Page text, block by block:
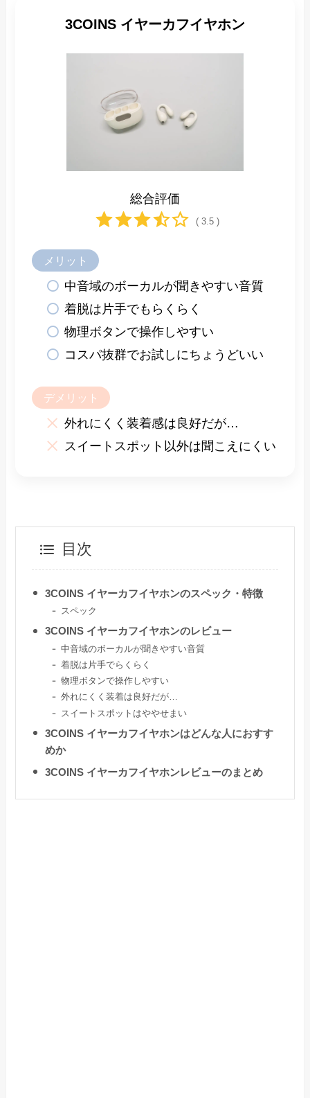
3COINS イヤーカフイヤホン
総合評価
( 3.5 )
メリット
中音域のボーカルが聞きやすい音質
着脱は片手でもらくらく
物理ボタンで操作しやすい
コスパ抜群でお試しにちょうどいい
デメリット
外れにくく装着感は良好だが…
スイートスポット以外は聞こえにくい
目次
3COINS イヤーカフイヤホンのスペック・特徴
スペック
3COINS イヤーカフイヤホンのレビュー
中音域のボーカルが聞きやすい音質
着脱は片手でらくらく
物理ボタンで操作しやすい
外れにくく装着は良好だが…
スイートスポットはややせまい
3COINS イヤーカフイヤホンはどんな人におすす
めか
3COINS イヤーカフイヤホンレビューのまとめ